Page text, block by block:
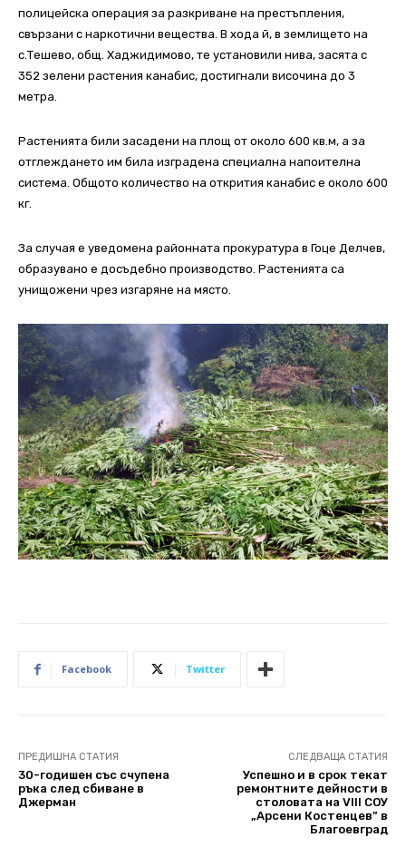
полицейска операция за разкриване на престъпления,
свързани с наркотични вещества. В хода й, в землището на
с.Тешево, общ. Хаджидимово, те установили нива, засята с
352 зелени растения канабис, достигнали височина до 3
метра.
Растенията били засадени на площ от около 600 кв.м, а за
отглеждането им била изградена специална напоителна
система. Общото количество на открития канабис е около 600
кг.
За случая е уведомена районната прокуратура в Гоце Делчев,
образувано е досъдебно производство. Растенията са
унищожени чрез изгаряне на място.
Facebook Twitter
ПРЕДИШНА СТАТИЯ
30-годишен със счупена
ръка след сбиване в
Джерман
СЛЕДВАЩА СТАТИЯ
Успешно и в срок текат
ремонтните дейности в
столовата на VIII СОУ
„Арсени Костенцев” в
Благоевград